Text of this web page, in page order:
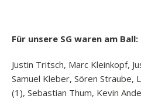
Für unsere SG waren am Ball:
Justin Tritsch, Marc Kleinkopf,
Samuel Kleber, Sören Straube,
(1), Sebastian Thum, Kevin